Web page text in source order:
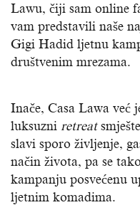
Lawu, čiji sam online
vam predstavili naše
Gigi Hadid ljetnu
društvenim mrezama.
Inače, Casa Lawa već
luksuzni retreat
slavi sporo življenje,
način života, pa se
kampanju posvećenu
ljetnim komadima.